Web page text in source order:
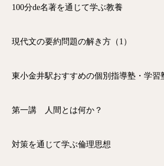
100分de名著を通じて学ぶ教養
現代文の要約問題の解き方（1）
東小金井駅おすすめの個別指導塾・学習
第一講 人間とは何か？
対策を通じて学ぶ倫理思想